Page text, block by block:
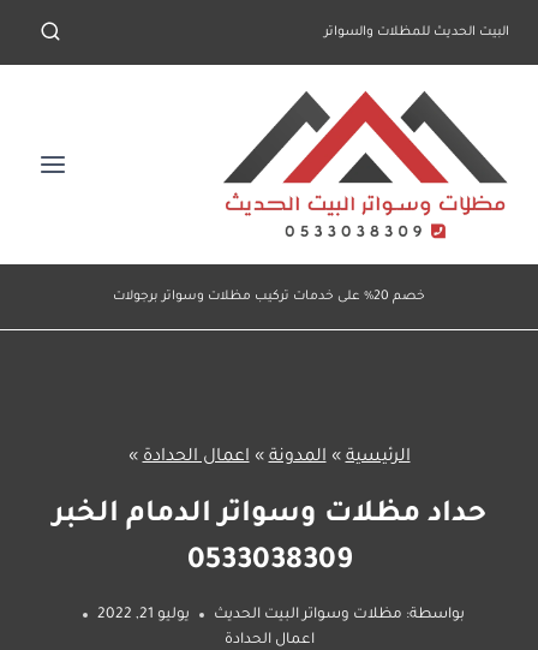
البيت الحديث للمظلات والسواتر
خصم 20% على خدمات تركيب مظلات وسواتر برجولات
الرئيسية»المدونة»اعمال الحدادة»
حداد مظلات وسواتر الدمام الخبر
0533038309
بواسطة: مظلات وسواتر البيت الحديث
يوليو 21, 2022
اعمال الحدادة